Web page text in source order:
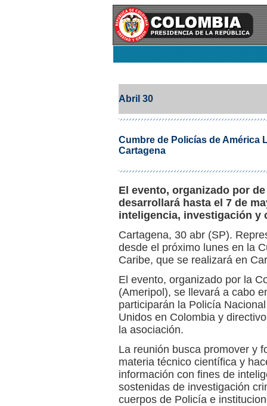
Abril 30
Cumbre de Policías de América
Cartagena
El evento, organizado por
desarrollará hasta el 7 de
inteligencia, investigación y
Cartagena, 30 abr (SP).
desde el próximo lunes en la
Caribe, que se realizará en
El evento, organizado por la
(Ameripol), se llevará a cabo
participarán la Policía
Unidos en Colombia y
la asociación.
La reunión busca promover y
materia técnico científica y
información con fines de
sostenidas de investigación
cuerpos de Policía e